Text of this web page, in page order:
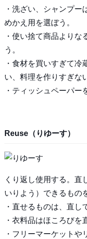
・洗ざい、シャンプ
めかえ用を選ぼう。
・使い捨て商品より
う。
・食材を買いすぎて
い、料理を作りすぎな
・ティッシュペーパー
Reuse（りゆーす）
くり返し使用する。直
いりよう）できるもの
・直せるものは、直し
・衣料品はほころびを
・フリーマーケットや